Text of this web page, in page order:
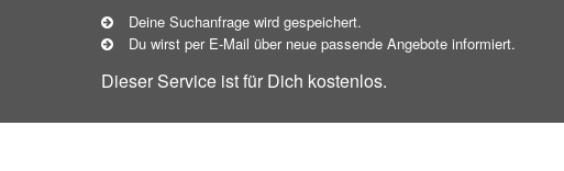
Deine Suchanfrage wird gespeichert.
Du wirst per E-Mail über neue passende Angebote informiert.
Dieser Service ist für Dich kostenlos.